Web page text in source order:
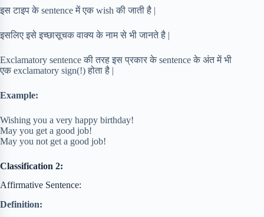
इस टाइप के sentence में एक wish की जाती है |
इसलिए इसे इच्छासूचक वाक्य के नाम से भी जानते है |
Exclamatory sentence की तरह इस प्रकार के sentence के अंत में भी
एक exclamatory sign(!) होता है |
Example:
Wishing you a very happy birthday!
May you get a good job!
May you not get a good job!
Classification 2:
Affirmative Sentence:
Definition: